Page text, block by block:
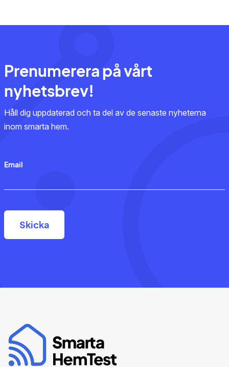
Prenumerera på vårt
nyhetsbrev!
Håll dig uppdaterad och ta del av de senaste nyheterna
inom smarta hem.
Email